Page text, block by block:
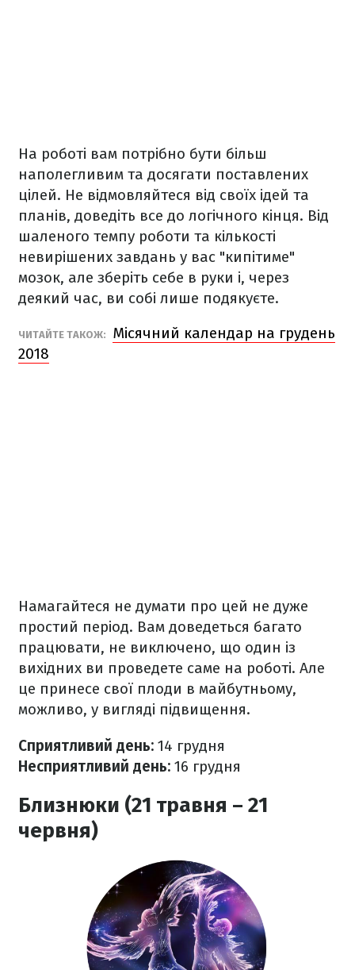
На роботі вам потрібно бути більш
наполегливим та досягати поставлених
цілей. Не відмовляйтеся від своїх ідей та
планів, доведіть все до логічного кінця. Від
шаленого темпу роботи та кількості
невирішених завдань у вас "кипітиме"
мозок, але зберіть себе в руки і, через
деякий час, ви собі лише подякуєте.
ЧИТАЙТЕ ТАКОЖ:
Місячний календар на грудень
2018
Намагайтеся не думати про цей не дуже
простий період. Вам доведеться багато
працювати, не виключено, що один із
вихідних ви проведете саме на роботі. Але
це принесе свої плоди в майбутньому,
можливо, у вигляді підвищення.
Сприятливий день: 14 грудня
Несприятливий день: 16 грудня
Близнюки (21 травня – 21
червня)